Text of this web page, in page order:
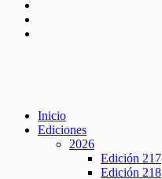
Inicio
Ediciones
2026
Edición 217
Edición 218